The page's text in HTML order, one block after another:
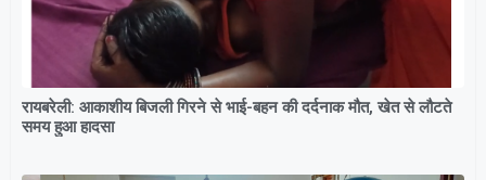
रायबरेली: आकाशीय बिजली गिरने से भाई-बहन की दर्दनाक मौत, खेत से लौटते
समय हुआ हादसा